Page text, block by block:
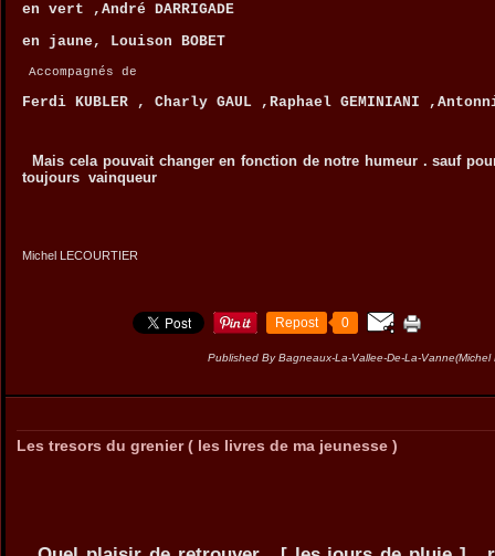
en vert ,André DARRIGADE
en jaune, Louison BOBET
Accompagnés de
Ferdi KUBLER , Charly GAUL ,Raphael GEMINIANI
Mais cela pouvait changer en fonction de notre humeur . sauf
toujours vainqueur
Michel LECOURTIER
Repost 0
Published By Bagneaux-La-Vallee-De-La-Vanne(Michel
Les tresors du grenier ( les livres de ma jeunesse )